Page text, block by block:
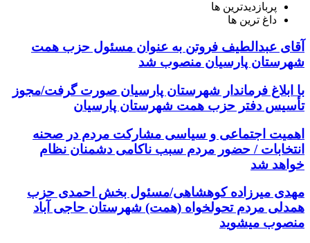
پربازدیدترین ها
داغ ترین ها
آقای عبدالطیف فروتن به عنوان مسئول حزب همت
شهرستان پارسیان منصوب شد
با ابلاغ فرماندار شهرستان پارسیان صورت گرفت/مجوز
تأسیس دفتر حزب همت شهرستان پارسیان
اهمیت اجتماعی و سیاسی مشارکت مردم در صحنه
انتخابات / حضور مردم سبب ناکامی دشمنان نظام
خواهد شد
مهدی میرزاده کوهشاهی/مسئول بخش احمدی حزب
همدلی مردم تحولخواه (همت) شهرستان حاجی آباد
منصوب میشوید